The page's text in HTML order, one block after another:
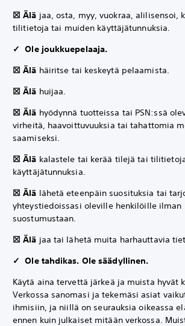
☒ Älä jaa, osta, myy, vuokraa, alilisensoi,
tilitietoja tai muiden käyttäjätunnuksia.
✓ Ole joukkuepelaaja.
☒ Älä häiritse tai keskeytä pelaamista.
☒ Älä huijaa.
☒ Älä hyödynnä tuotteissa tai PSN:ssä
virheitä, haavoittuvuuksia tai tahattomia
saamiseksi.
☒ Älä kalastele tai kerää tilejä tai
käyttäjätunnuksia.
☒ Älä lähetä eteenpäin suosituksia tai
yhteystiedoissasi oleville henkilöille ilman
suostumustaan.
☒ Älä jaa tai lähetä muita harhauttavia
✓ Ole tahdikas. Ole säädyllinen.
Käytä aina tervettä järkeä ja muista hyvät
Verkossa sanomasi ja tekemäsi asiat
ihmisiin, ja niillä on seurauksia oikeassa
ennen kuin julkaiset mitään verkossa.